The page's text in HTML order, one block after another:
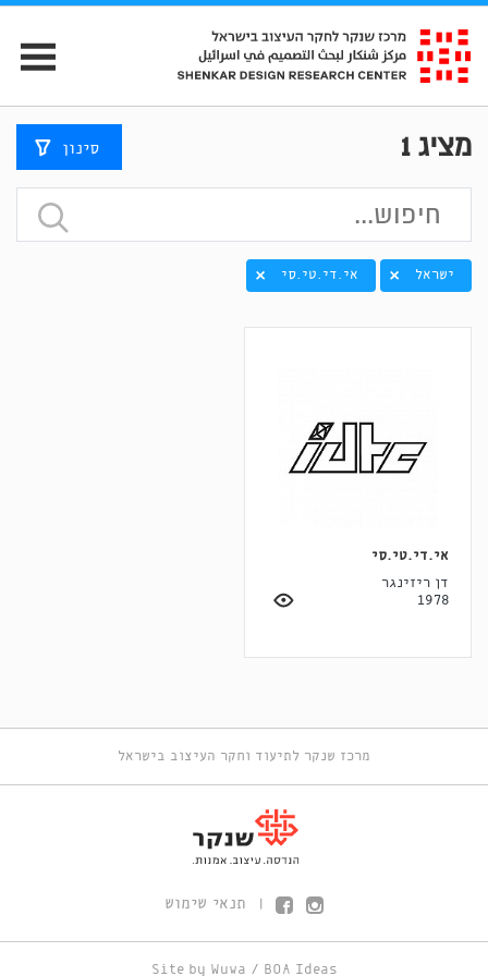
מציג1 סינון
ישראל אי.די.טי.סי
אי.די.טי.סי
דן ריזינגר
1978
מרכז שנקר לתיעוד וחקר העיצוב בישראל
תנאי שימוש
Site by Wuwa / BOA Ideas